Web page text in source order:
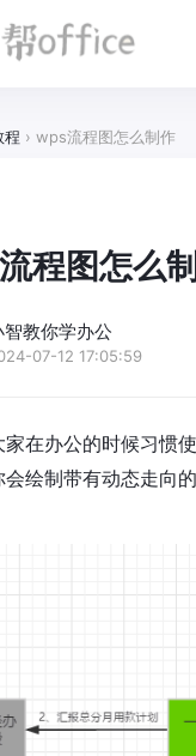
程 › wps流程图怎么制作
程图怎么
智教你学办公
07-12 17:05:59
家在办公的时候习惯
会绘制带有动态走向